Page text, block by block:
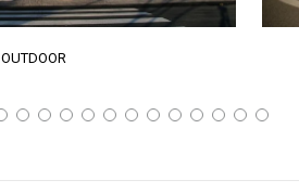
OUTDOOR